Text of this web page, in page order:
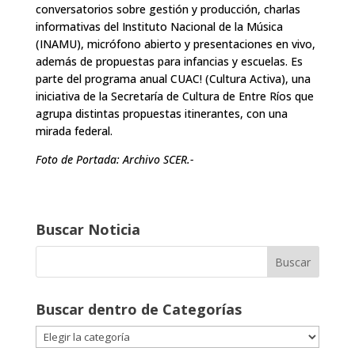
conversatorios sobre gestión y producción, charlas
informativas del Instituto Nacional de la Música
(INAMU), micrófono abierto y presentaciones en vivo,
además de propuestas para infancias y escuelas. Es
parte del programa anual CUAC! (Cultura Activa), una
iniciativa de la Secretaría de Cultura de Entre Ríos que
agrupa distintas propuestas itinerantes, con una
mirada federal.
Foto de Portada: Archivo SCER.-
Buscar Noticia
Buscar dentro de Categorías
Buscar
dentro